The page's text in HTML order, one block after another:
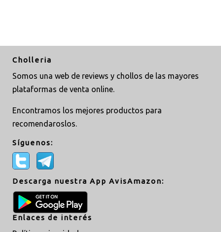
Cholleria
Somos una web de reviews y chollos de las mayores
plataformas de venta online.
Encontramos los mejores productos para
recomendaroslos.
Síguenos:
Descarga nuestra App AvisAmazon:
Enlaces de interés